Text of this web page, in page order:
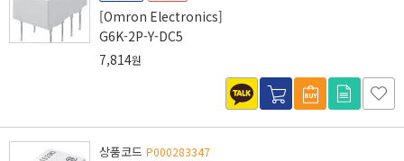
[Omron Electronics]
G6K-2P-Y-DC5
7,814원
상품코드 P000283347